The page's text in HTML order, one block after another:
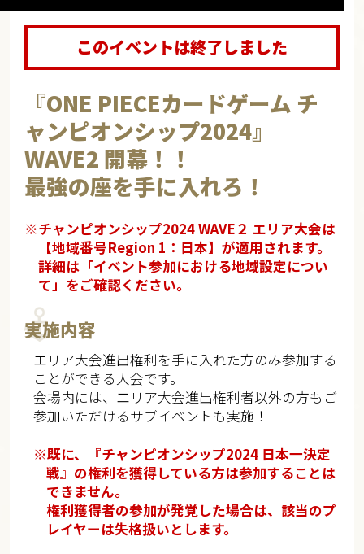
このイベントは終了しました
『ONE PIECEカードゲーム チ
ャンピオンシップ2024』
WAVE2 開幕！！
最強の座を手に入れろ！
※チャンピオンシップ2024 WAVE２ エリア大会は
【地域番号Region 1：日本】が適用されます。
詳細は「イベント参加における地域設定につい
て」をご確認ください。
実施内容
エリア大会進出権利を手に入れた方のみ参加する
ことができる大会です。
会場内には、エリア大会進出権利者以外の方もご
参加いただけるサブイベントも実施！
※既に、『チャンピオンシップ2024 日本一決定
戦』の権利を獲得している方は参加することは
できません。
権利獲得者の参加が発覚した場合は、該当のプ
レイヤーは失格扱いとします。